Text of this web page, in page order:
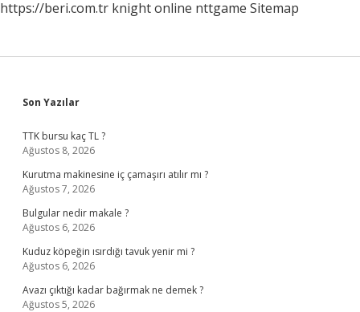
https://beri.com.tr knight online nttgame Sitemap
Sidebar
Son Yazılar
TTK bursu kaç TL ?
Ağustos 8, 2026
Kurutma makinesine iç çamaşırı atılır mı ?
Ağustos 7, 2026
Bulgular nedir makale ?
Ağustos 6, 2026
Kuduz köpeğin ısırdığı tavuk yenir mi ?
Ağustos 6, 2026
Avazı çıktığı kadar bağırmak ne demek ?
Ağustos 5, 2026